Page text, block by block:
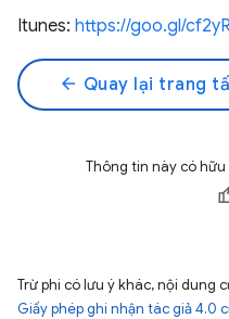
Itunes: https://goo.gl/
arrow_back Quay lại trang
Thông tin này có
Trừ phi có lưu ý khác, nội dung
Giấy phép ghi nhận tác giả 4.0